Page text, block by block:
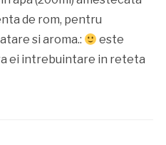
de rom, pentru
si aroma.:
este
ei intrebuintare in reteta